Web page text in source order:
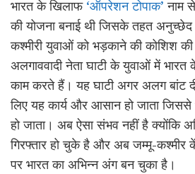
भारत के खिलाफ ‘ऑपरेशन टोपाक’ नाम
की योजना बनाई थी जिसके तहत
कश्मीरी युवाओं को भड़काने की कोशिश
अलगाववादी नेता घाटी के युवाओं में
काम करते हैं। यह घाटी अगर अलग बांट
लिए यह कार्य और आसान हो जाता
हो जाता। अब ऐसा संभव नहीं है क्योंकि
गिरफ्तार हो चुके है और अब जम्मू-कश्मीर
पर भारत का अभिन्न अंग बन चुका है।